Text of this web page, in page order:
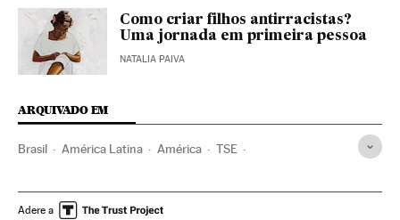
Como criar filhos antirracistas?
Uma jornada em primeira pessoa
NATALIA PAIVA
ARQUIVADO EM
Brasil América Latina América TSE
Negros Racismo STF
Adere a